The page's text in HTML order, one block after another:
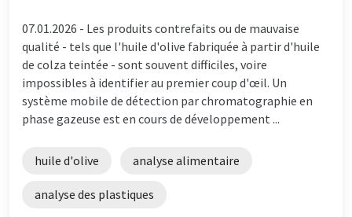
07.01.2026 - Les produits contrefaits ou de mauvaise
qualité - tels que l'huile d'olive fabriquée à partir d'huile
de colza teintée - sont souvent difficiles, voire
impossibles à identifier au premier coup d'œil. Un
système mobile de détection par chromatographie en
phase gazeuse est en cours de développement ...
huile d'olive analyse alimentaire
analyse des plastiques